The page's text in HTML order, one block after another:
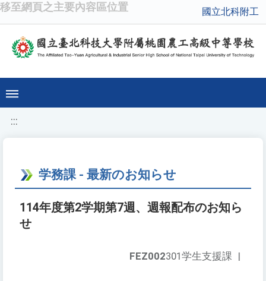
移至網頁之主要內容區位置 國立北科附工
:::
学務課 - 最新のお知らせ
114年度第2学期第7週、週報配布のお知ら
せ
FEZ002301学生支援課 |